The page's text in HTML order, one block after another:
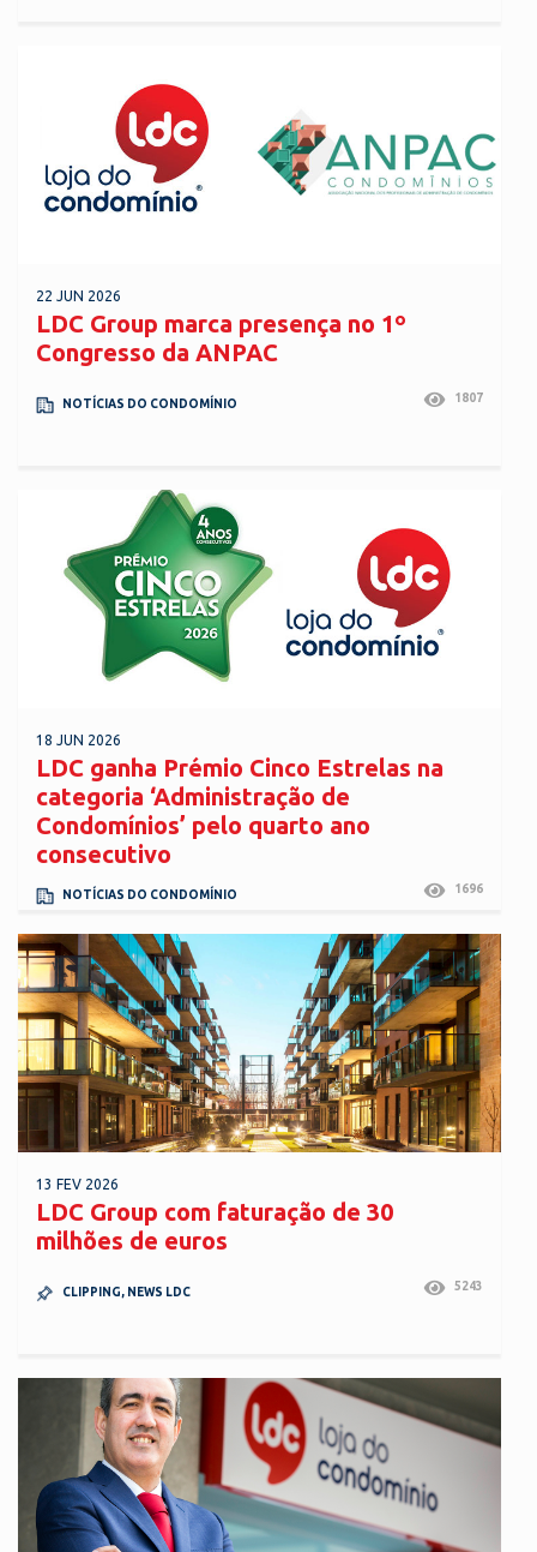
22 JUN 2026
LDC Group marca presença no 1º
Congresso da ANPAC
NOTÍCIAS DO CONDOMÍNIO 1807
18 JUN 2026
LDC ganha Prémio Cinco Estrelas na
categoria ‘Administração de
Condomínios’ pelo quarto ano
consecutivo
NOTÍCIAS DO CONDOMÍNIO 1696
13 FEV 2026
LDC Group com faturação de 30
milhões de euros
CLIPPING, NEWS LDC 5243